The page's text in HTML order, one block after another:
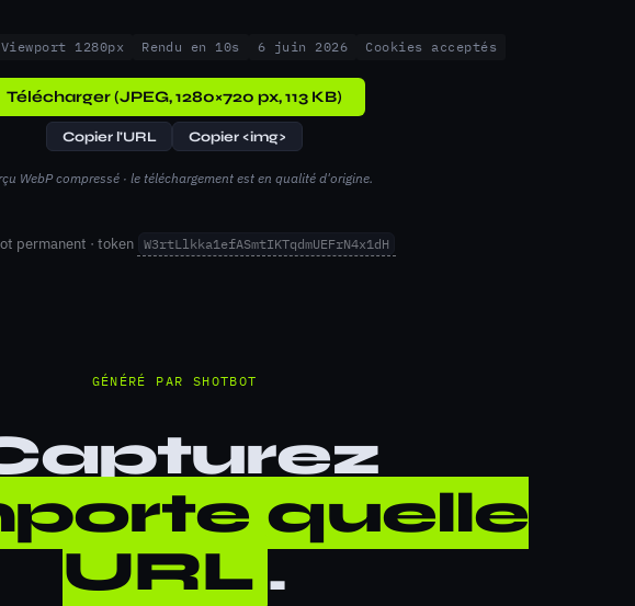
Viewport 1280px Rendu en 10s 6 juin 2026 Cookies acceptés
Télécharger (JPEG, 1280×720 px, 113 KB)
Copier l'URL Copier <img>
WebP compressé · le téléchargement est en qualité d'origine.
permanent · token W3rtLlkka1efASmtIKTqdmUEFrN4x1dH
GÉNÉRÉ PAR SHOTBOT
quelle
URL .